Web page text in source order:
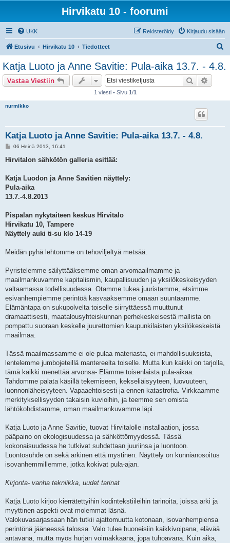
Hirvikatu 10 - foorumi
UKK Kirjaudu sisään
Rekisteröidy
Etusivu Hirvikatu 10 Tiedotteet
s
Katja Luoto ja Anne Savitie: Pula-aika 13.7. - 4.8.
Vastaa Viestiin Etsi
1 viesti • Sivu 1/1
nurmikko
Katja Luoto ja Anne Savitie: Pula-aika 13.7. - 4.8.
V
e
i
06 Heinä 2013, 16:41
Hirvitalon sähkötön galleria esittää:
Katja Luodon ja Anne Savitien näyttely:
Pula-aika
13.7.-4.8.2013
Pispalan nykytaiteen keskus Hirvitalo
Hirvikatu 10, Tampere
Näyttely auki ti-su klo 14-19
Meidän pyhä lehtomme on tehoviljeltyä metsää.
Pyristelemme säilyttääksemme oman arvomaailmamme ja
maailmankuvamme kapitalismin, kaupallisuuden ja yksilökeskeisyyden
valtaamassa todellisuudessa. Otamme tukea juuristamme, etsimme
esivanhempiemme perintöä kasvaaksemme omaan suuntaamme.
Elämäntapa on sukupolvelta toiselle siirryttäessä muuttunut
dramaattisesti, maatalousyhteiskunnan perhekeskeisestä mallista on
pompattu suoraan keskelle juurettomien kaupunkilaisten yksilökeskeistä
maailmaa.
Tässä maailmassamme ei ole pulaa materiasta, ei mahdollisuuksista,
lentelemme jumbojeteillä mantereelta toiselle. Mutta kun kaikki on tarjolla,
tämä kaikki menettää arvonsa- Elämme toisenlaista pula-aikaa.
Tahdomme palata käsillä tekemiseen, kekseliäisyyteen, luovuuteen,
luonnonläheisyyteen. Vapaaehtoisesti ja ennen katastrofia. Virkkaamme
merkityksellisyyden takaisin kuvioihin, ja teemme sen omista
lähtökohdistamme, oman maailmankuvamme läpi.
Katja Luoto ja Anne Savitie, tuovat Hirvitalolle installaation, jossa
pääpaino on ekologisuudessa ja sähköttömyydessä. Tässä
kokonaisuudessa he tutkivat suhdettaan juuriinsa ja luontoon.
Luontosuhde on sekä arkinen että mystinen. Näyttely on kunnianosoitus
isovanhemmillemme, jotka kokivat pula-ajan.
Kirjonta- vanha tekniikka, uudet tarinat
Katja Luoto kirjoo kierrätettyihin kodintekstiileihin tarinoita, joissa arki ja
myyttinen aspekti ovat molemmat läsnä.
Valokuvasarjassaan hän tutkii ajattomuutta kotonaan, isovanhempiensa
perintönä jääneessä talossa. Valo tulee huoneisiin kaikkivoipana, elävää
antavana, mutta myös hurjan voimakkaana, jopa tuhoavana. Kuin aika,